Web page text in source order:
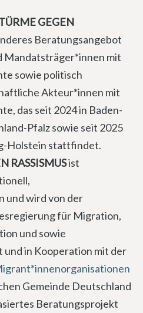
GEGEN
Beratungsangebot
Mandatsträger*innen mit
sowie politisch
Akteur*innen mit
das seit 2024 in Baden-
Pfalz sowie seit 2025
Holstein stattfindet.
RASSISMUSist
und wird von der
für Migration,
und sowie
in Kooperation mit der
Gemeinde Deutschland
Beratungsprojekt